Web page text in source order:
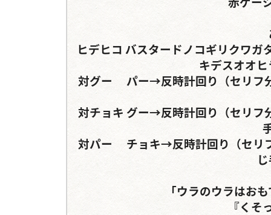
ヒデヒコ	バスタードノコギリクワガタorヒルスシロカブト	ダイゴホンヅノカブトorアル
キデスオオ
対グー	パー→反時計回り（セリフ分岐あり）	パー→グー→グー（チョキ）→同じ手
対チョキ	グー→反時計回り（セリフ分岐あり）	グー→チョキ→チョキ（パー）→同じ
対パー	チョキ→反時計回り（セリフ分岐あり）	チョキ→『パー』→パー「グー」→同
「ウラのウラはお
『く